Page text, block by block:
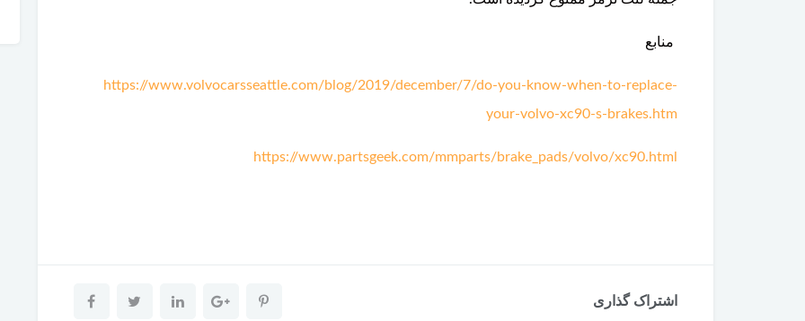
منابع
https://www.volvocarsseattle.com/blog/2019/december/7/do-you-know-when-to-replace-
your-volvo-xc90-s-brakes.htm
https://www.partsgeek.com/mmparts/brake_pads/volvo/xc90.html
اشتراک گذاری